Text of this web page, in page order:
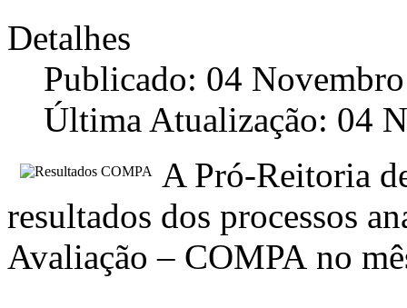
Detalhes
Publicado: 04
Última Atualização: 04
A Pró-Reitoria
resultados dos processos
Avaliação – COMPA no